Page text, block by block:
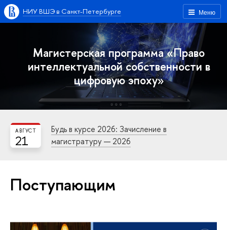
Меню
НИУ ВШЭ в Санкт-Петербурге
Магистерская программа «Право
интеллектуальной собственности в
цифровую эпоху»
21
АВГУСТ
Будь в курсе 2026: Зачисление в
магистратуру — 2026
Поступающим